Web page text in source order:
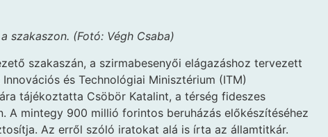
szakaszon. (Fotó: Végh Csaba)
szakaszán, a szirmabesenyői elágazáshoz tervezett
és Technológiai Minisztérium (ITM)
tájékoztatta Csöbör Katalint, a térség fideszes
A mintegy 900 millió forintos beruházás előkészítéséhez
Az erről szóló iratokat alá is írta az államtitkár.